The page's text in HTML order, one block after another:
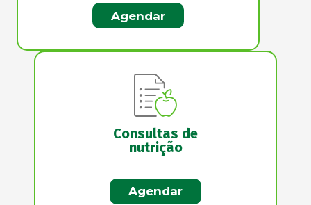
Agendar
Consultas de
nutrição
Agendar